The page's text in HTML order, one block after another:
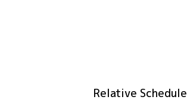
Relative Schedule